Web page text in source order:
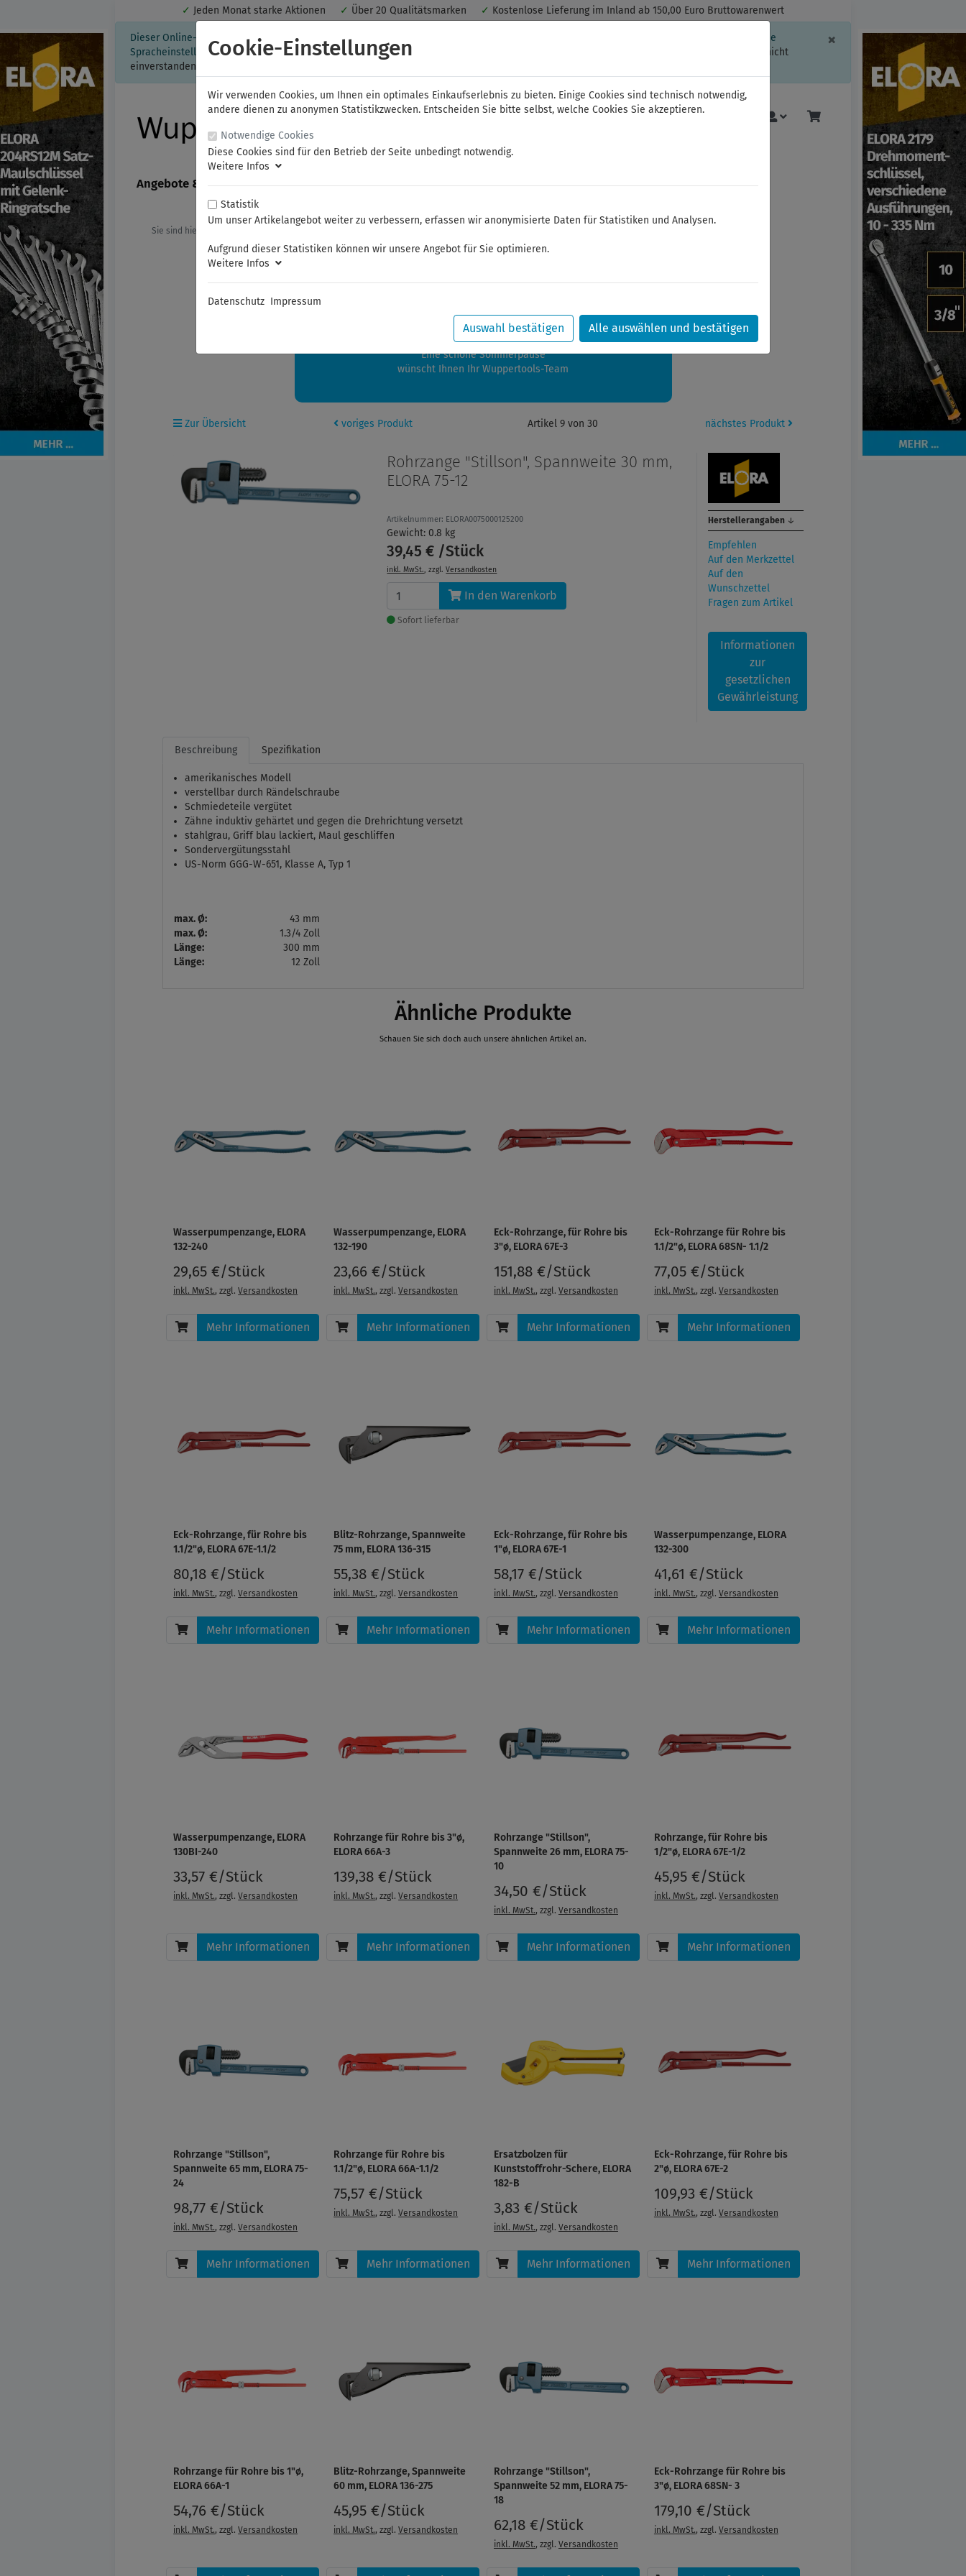
✓ Jeden Monat starke Aktionen ✓ Über 20 Qualitätsmarken ✓ Kostenlose Lieferung im Inland ab 150,00 Euro Bruttowarenwert
× Schließen
Dieser Online-Shop verwendet Cookies für ein optimales Einkaufserlebnis. Dabei werden beispielsweise die Session-Informationen oder die
Spracheinstellung auf Ihrem Rechner gespeichert. Ohne Cookies ist der Funktionsumfang des Online-Shops eingeschränkt.
Sind Sie damit nicht
einverstanden, klicken Sie bitte hier.
Angebote & Neuheiten FAMAG NWS ELORA FELO Bauer & Böcker Mehr
Sie sind hier:
Sommerferien
zwischen 28.07.2026 und 21.08.2026 machen auch wir Urlaub.
Ihre Bestellungen in diesem Zeitraum werden ab dem 24.08.2026 verschickt.
Eine schöne Sommerpause
wünscht Ihnen Ihr Wuppertools-Team
Zur Übersicht voriges Produkt Artikel 9 von 30 nächstes Produkt
Rohrzange "Stillson", Spannweite 30 mm,
ELORA 75-12
Artikelnummer: ELORA0075000125200
Gewicht: 0.8 kg
39,45 € /Stück
inkl. MwSt., zzgl.Versandkosten
In den Warenkorb
Sofort lieferbar
Herstellerangaben ↓
Empfehlen
Auf den Merkzettel
Auf den
Wunschzettel
Fragen zum Artikel
Informationen
zur
gesetzlichen
Gewährleistung
Beschreibung Spezifikation
amerikanisches Modell
verstellbar durch Rändelschraube
Schmiedeteile vergütet
Zähne induktiv gehärtet und gegen die Drehrichtung versetzt
stahlgrau, Griff blau lackiert, Maul geschliffen
Sondervergütungsstahl
US-Norm GGG-W-651, Klasse A, Typ 1
max. Ø:
43 mm
max. Ø:
1.3/4 Zoll
Länge:
300 mm
Länge:
12 Zoll
Ähnliche Produkte
Schauen Sie sich doch auch unsere ähnlichen Artikel an.
Wasserpumpenzange, ELORA
132-240
29,65 €/Stück
inkl. MwSt., zzgl.Versandkosten
Mehr Informationen
Wasserpumpenzange, ELORA
132-190
23,66 €/Stück
inkl. MwSt., zzgl.Versandkosten
Mehr Informationen
Eck-Rohrzange, für Rohre bis
3"ø, ELORA 67E-3
151,88 €/Stück
inkl. MwSt., zzgl. Versandkosten
Mehr Informationen
Eck-Rohrzange für Rohre bis
1.1/2"ø, ELORA 68SN- 1.1/2
77,05 €/Stück
inkl. MwSt., zzgl. Versandkosten
Mehr Informationen
Eck-Rohrzange, für Rohre bis
1.1/2"ø, ELORA 67E-1.1/2
80,18 €/Stück
inkl. MwSt., zzgl.Versandkosten
Mehr Informationen
Blitz-Rohrzange, Spannweite
75 mm, ELORA 136-315
55,38 €/Stück
inkl. MwSt., zzgl.Versandkosten
Mehr Informationen
Eck-Rohrzange, für Rohre bis
1"ø, ELORA 67E-1
58,17 €/Stück
inkl. MwSt., zzgl. Versandkosten
Mehr Informationen
Wasserpumpenzange, ELORA
132-300
41,61 €/Stück
inkl. MwSt., zzgl. Versandkosten
Mehr Informationen
Wasserpumpenzange, ELORA
130BI-240
33,57 €/Stück
inkl. MwSt., zzgl.Versandkosten
Mehr Informationen
Rohrzange für Rohre bis 3"ø,
ELORA 66A-3
139,38 €/Stück
inkl. MwSt., zzgl.Versandkosten
Mehr Informationen
Rohrzange "Stillson",
Spannweite 26 mm, ELORA 75-
10
34,50 €/Stück
inkl. MwSt., zzgl. Versandkosten
Mehr Informationen
Rohrzange, für Rohre bis
1/2"ø, ELORA 67E-1/2
45,95 €/Stück
inkl. MwSt., zzgl. Versandkosten
Mehr Informationen
Rohrzange "Stillson",
Spannweite 65 mm, ELORA 75-
24
98,77 €/Stück
inkl. MwSt., zzgl.Versandkosten
Mehr Informationen
Rohrzange für Rohre bis
1.1/2"ø, ELORA 66A-1.1/2
75,57 €/Stück
inkl. MwSt., zzgl.Versandkosten
Mehr Informationen
Ersatzbolzen für
Kunststoffrohr-Schere, ELORA
182-B
3,83 €/Stück
inkl. MwSt., zzgl. Versandkosten
Mehr Informationen
Eck-Rohrzange, für Rohre bis
2"ø, ELORA 67E-2
109,93 €/Stück
inkl. MwSt., zzgl. Versandkosten
Mehr Informationen
Rohrzange für Rohre bis 1"ø,
ELORA 66A-1
54,76 €/Stück
inkl. MwSt., zzgl.Versandkosten
Blitz-Rohrzange, Spannweite
60 mm, ELORA 136-275
45,95 €/Stück
inkl. MwSt., zzgl.Versandkosten
Rohrzange "Stillson",
Spannweite 52 mm, ELORA 75-
18
62,18 €/Stück
inkl. MwSt., zzgl. Versandkosten
Eck-Rohrzange für Rohre bis
3"ø, ELORA 68SN- 3
179,10 €/Stück
inkl. MwSt., zzgl. Versandkosten
Cookie-Einstellungen
Wir verwenden Cookies, um Ihnen ein optimales Einkaufserlebnis zu bieten. Einige Cookies sind technisch notwendig,
andere dienen zu anonymen Statistikzwecken. Entscheiden Sie bitte selbst, welche Cookies Sie akzeptieren.
Notwendige Cookies
Diese Cookies sind für den Betrieb der Seite unbedingt notwendig.
Weitere Infos
Statistik
Um unser Artikelangebot weiter zu verbessern, erfassen wir anonymisierte Daten für Statistiken und Analysen.
Aufgrund dieser Statistiken können wir unsere Angebot für Sie optimieren.
Weitere Infos
Datenschutz Impressum
Auswahl bestätigen Alle auswählen und bestätigen